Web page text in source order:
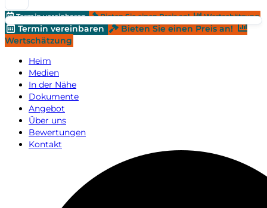
Termin vereinbaren Bieten Sie einen Preis an! Wertschätzung
Termin vereinbaren
Bieten Sie einen Preis an!
Wertschätzung
Heim
Medien
In der Nähe
Dokumente
Angebot
Über uns
Bewertungen
Kontakt